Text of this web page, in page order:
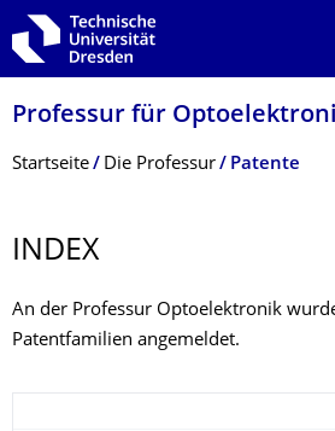
Zur Hauptnavigation springen
Zur Suche springen
Zum Inhalt springen
Professur für
Breadcrumb-Menü
Startseite Die Professur Patente
INDEX
An der Professur Optoelektronik
Patentfamilien angemeldet.